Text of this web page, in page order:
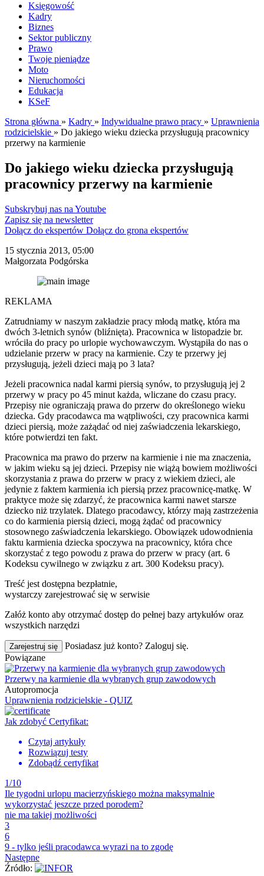
Księgowość
Kadry
Biznes
Sektor publiczny
Prawo
Twoje pieniądze
Moto
Nieruchomości
Edukacja
KSeF
Strona główna » Kadry » Indywidualne prawo pracy » Uprawnienia
rodzicielskie » Do jakiego wieku dziecka przysługują pracownicy
przerwy na karmienie
Do jakiego wieku dziecka przysługują
pracownicy przerwy na karmienie
Subskrybuj nas na Youtube
Zapisz się na newsletter
Dołącz do ekspertów Dołącz do grona ekspertów
15 stycznia 2013, 05:00
Małgorzata Podgórska
REKLAMA
Zatrudniamy w naszym zakładzie pracy młodą matkę, która ma
dwóch 3-letnich synów (bliźnięta). Pracownica w listopadzie br.
wróciła do pracy po urlopie wychowawczym. Wystąpiła do nas o
udzielanie przerw w pracy na karmienie. Czy te przerwy jej
przysługują, jeżeli dzieci mają po 3 lata?
Jeżeli pracownica nadal karmi piersią synów, to przysługują jej 2
przerwy w pracy po 45 minut każda, wliczane do czasu pracy.
Przepisy nie ograniczają prawa do przerw do określonego wieku
dziecka. Gdy pracodawca ma wątpliwości, czy pracownica karmi
dzieci piersią, może zażądać od niej zaświadczenia lekarskiego,
które potwierdzi ten fakt.
Pracownica ma prawo do przerw na karmienie i nie ma znaczenia,
w jakim wieku są jej dzieci. Przepisy nie wiążą bowiem możliwości
skorzystania z prawa do przerw w pracy z wiekiem dzieci, ale
jedynie z faktem karmienia ich piersią przez pracownicę-matkę. W
praktyce może się zdarzyć, że pracownica karmi nawet starsze
dziecko niż trzylatek. Dlatego pracodawcy, którzy mają zastrzeżenia
co do karmienia piersią dzieci, mogą żądać od pracownicy
stosownego zaświadczenia lekarskiego. Obowiązek udowodnienia
faktu karmienia dziecka spoczywa na pracownicy, która chce
skorzystać z tego powodu z prawa do przerw w pracy (art. 6
Kodeksu cywilnego w związku z art. 300 Kodeksu pracy).
Treść jest dostępna bezpłatnie,
wystarczy zarejestrować się w serwisie
Załóż konto aby otrzymać dostęp do pełnej bazy artykułów oraz
wszystkich narzędzi
Zarejestruj się
Posiadasz już konto? Zaloguj się.
Powiązane
Przerwy na karmienie dla wybranych grup zawodowych
Autopromocja
Uprawnienia rodzicielskie - QUIZ
Jak zdobyć Certyfikat:
Czytaj artykuły
Rozwiązuj testy
Zdobądź certyfikat
1/10
Ile tygodni urlopu macierzyńskiego można maksymalnie
wykorzystać jeszcze przed porodem?
nie ma takiej możliwości
3
6
9 - tylko jeśli pracodawca wyrazi na to zgodę
Następne
Źródło: